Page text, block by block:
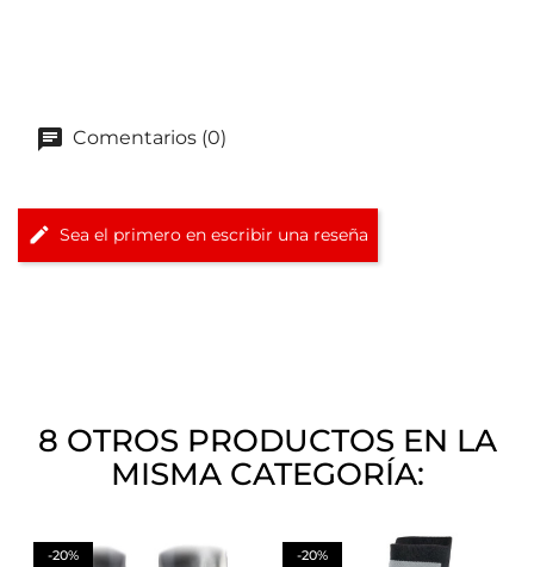
Comentarios (0)
Sea el primero en escribir una reseña
8 OTROS PRODUCTOS EN LA
MISMA CATEGORÍA:
-20% -20%